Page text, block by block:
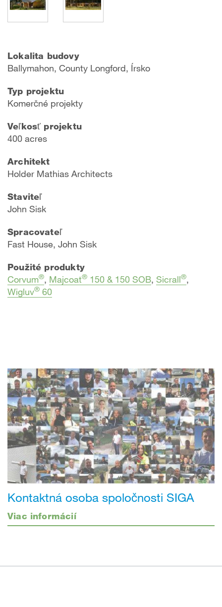
Lokalita budovy
Ballymahon, County Longford, Írsko
Typ projektu
Komerčné projekty
Veľkosť projektu
400 acres
Architekt
​Holder Mathias Architects
Staviteľ
John Sisk
Spracovateľ
Fast House, John Sisk
Použité produkty
Corvum®, Majcoat® 150 & 150 SOB, Sicrall®,
Wigluv® 60
Kontaktná osoba spoločnosti SIGA
Viac informácií